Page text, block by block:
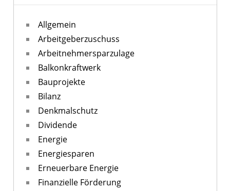
Allgemein
Arbeitgeberzuschuss
Arbeitnehmersparzulage
Balkonkraftwerk
Bauprojekte
Bilanz
Denkmalschutz
Dividende
Energie
Energiesparen
Erneuerbare Energie
Finanzielle Förderung